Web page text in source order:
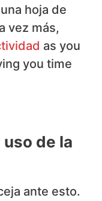
hoja de
vez más,
as you
you time
de la
ante esto.